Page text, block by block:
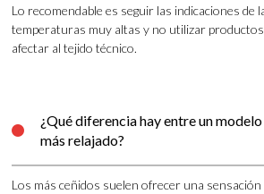
Lo recomendable es seguir las indicaciones de
temperaturas muy altas y no utilizar
afectar al tejido técnico.

¿Qué diferencia hay entre un
más relajado?
Los más ceñidos suelen ofrecer una sensación